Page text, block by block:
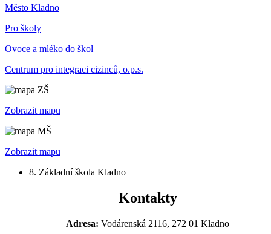
Město Kladno
Pro školy
Ovoce a mléko do škol
Centrum pro integraci cizinců, o.p.s.
Zobrazit mapu
Zobrazit mapu
8. Základní škola Kladno
Kontakty
Adresa: Vodárenská 2116, 272 01 Kladno